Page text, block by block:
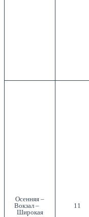
Осенняя –
Вокзал –
Широкая
11